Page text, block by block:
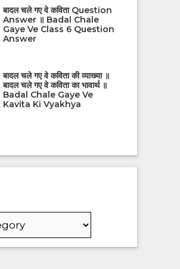
बादल चले गए वे कविता Question
Answer ॥ Badal Chale
Gaye Ve Class 6 Question
Answer
बादल चले गए वे कविता की व्याख्या ॥
बादल चले गए वे कविता का भावार्थ ॥
Badal Chale Gaye Ve
Kavita Ki Vyakhya